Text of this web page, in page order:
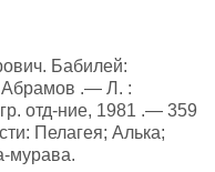
Бабилей:
Абрамов .— Л. :
отд-ние, 1981 .— 359
Пелагея; Алька;
мурава.